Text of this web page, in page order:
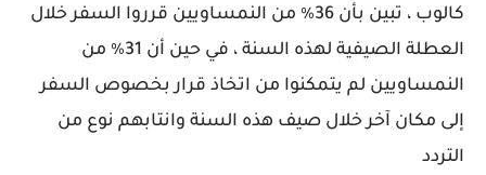
كالوب ، تبين بأن 36٪ من النمساويين قرروا السفر خلال
العطلة الصيفية لهذه السنة ، في حين أن 31٪ من
النمساويين لم يتمكنوا من اتخاذ قرار بخصوص السفر
إلى مكان آخر خلال صيف هذه السنة وانتابهم نوع من
التردد